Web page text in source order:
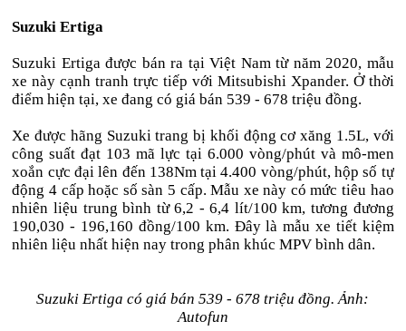
Suzuki Ertiga
Suzuki Ertiga được bán ra tại Việt Nam từ năm 2020, mẫu
xe này cạnh tranh trực tiếp với Mitsubishi Xpander. Ở thời
điểm hiện tại, xe đang có giá bán 539 - 678 triệu đồng.
Xe được hãng Suzuki trang bị khối động cơ xăng 1.5L, với
công suất đạt 103 mã lực tại 6.000 vòng/phút và mô-men
xoắn cực đại lên đến 138Nm tại 4.400 vòng/phút, hộp số tự
động 4 cấp hoặc số sàn 5 cấp. Mẫu xe này có mức tiêu hao
nhiên liệu trung bình từ 6,2 - 6,4 lít/100 km, tương đương
190,030 - 196,160 đồng/100 km. Đây là mẫu xe tiết kiệm
nhiên liệu nhất hiện nay trong phân khúc MPV bình dân.
Suzuki Ertiga có giá bán 539 - 678 triệu đồng. Ảnh:
Autofun